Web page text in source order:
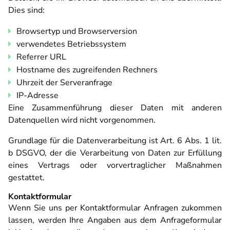
Dies sind:
Browsertyp und Browserversion
verwendetes Betriebssystem
Referrer URL
Hostname des zugreifenden Rechners
Uhrzeit der Serveranfrage
IP-Adresse
Eine Zusammenführung dieser Daten mit anderen
Datenquellen wird nicht vorgenommen.
Grundlage für die Datenverarbeitung ist Art. 6 Abs. 1 lit.
b DSGVO, der die Verarbeitung von Daten zur Erfüllung
eines Vertrags oder vorvertraglicher Maßnahmen
gestattet.
Kontaktformular
Wenn Sie uns per Kontaktformular Anfragen zukommen
lassen, werden Ihre Angaben aus dem Anfrageformular